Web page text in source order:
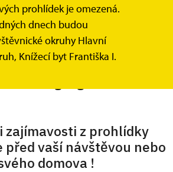
prohlídek je omezená.
dnech budou
okruhy Hlavní
Knížecí byt Františka I.
II - Knížecí byt ve zvoleném
text to the
zajímavosti z prohlídky
před vaší návštěvou nebo
domova !